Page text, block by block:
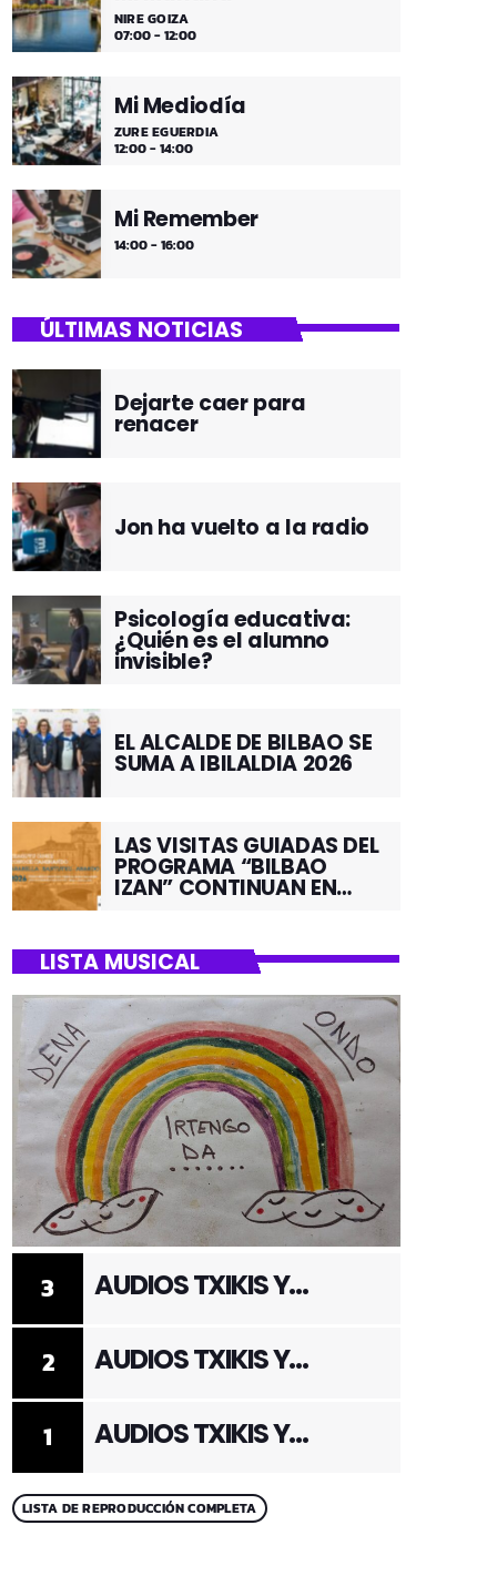
NIRE GOIZA
07:00 - 12:00
Mi Mediodía
ZURE EGUERDIA
12:00 - 14:00
Mi Remember
14:00 - 16:00
ÚLTIMAS NOTICIAS
Dejarte caer para
renacer
Jon ha vuelto a la radio
Psicología educativa:
¿Quién es el alumno
invisible?
EL ALCALDE DE BILBAO SE
SUMA A IBILALDIA 2026
LAS VISITAS GUIADAS DEL
PROGRAMA “BILBAO
IZAN” CONTINUAN EN
LISTA MUSICAL
1 AUDIOS TXIKIS Y
2 AUDIOS TXIKIS Y
3 AUDIOS TXIKIS Y
LISTA DE REPRODUCCIÓN COMPLETA